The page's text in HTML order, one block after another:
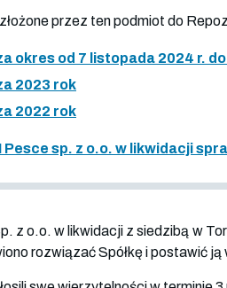
przez ten podmiot do
okres od 7 listopada 2024 r.
2023 rok
2022 rok
Pesce sp. z o.o. w likwidacji
z o.o. w likwidacji z siedzibą w
rozwiązać Spółkę i postawić ją